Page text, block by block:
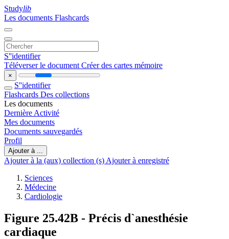
Studylib
Les documents Flashcards
S''identifier
Téléverser le document Créer des cartes mémoire
×
S''identifier
Flashcards Des collections
Les documents
Dernière Activité
Mes documents
Documents sauvegardés
Profil
Ajouter à ...
Ajouter à la (aux) collection (s) Ajouter à enregistré
Sciences
Médecine
Cardiologie
Figure 25.42B - Précis d`anesthésie
cardiaque